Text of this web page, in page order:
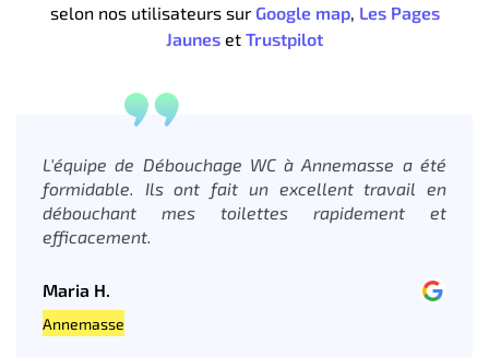
selon nos utilisateurs sur Google map, Les Pages
Jaunes et Trustpilot
L'équipe de Débouchage WC à Annemasse a été
formidable. Ils ont fait un excellent travail en
débouchant mes toilettes rapidement et
efficacement.
Maria H.
Annemasse